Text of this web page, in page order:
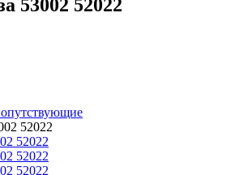
53002 52022
52022